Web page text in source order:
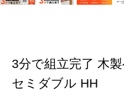
3分で組立完了 木
セミダブル HH